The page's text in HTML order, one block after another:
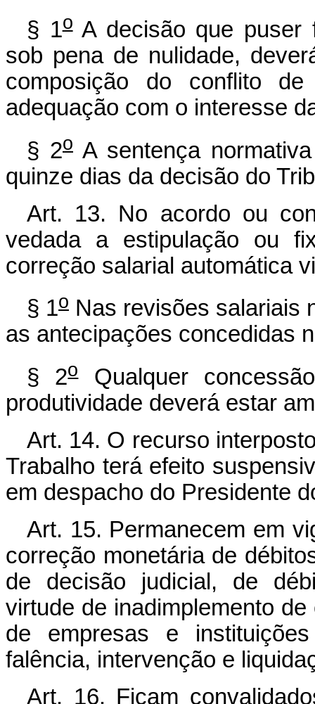
§ 1oA decisão que puser
sob pena de nulidade,
composição do conflito
adequação com o interesse
§ 2o A sentença
quinze dias da decisão do
Art. 13. No acordo ou
vedada a estipulação ou
correção salarial automática
§ 1o Nas revisões salariais
as antecipações concedidas
§ 2oQualquer
produtividade deverá estar
Art. 14. O recurso
Trabalho terá efeito
em despacho do Presidente
Art. 15. Permanecem em
correção monetária de
de decisão judicial, de
virtude de inadimplemento
de empresas e
falência, intervenção e
Art. 16. Ficam